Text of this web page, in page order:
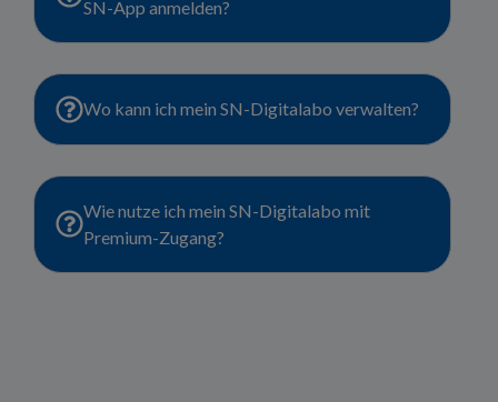
SN-App anmelden?
Wo kann ich mein SN-Digitalabo verwalten?
Wie nutze ich mein SN-Digitalabo mit
Premium-Zugang?